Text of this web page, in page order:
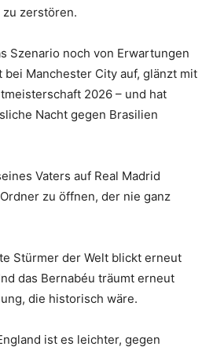
zerstören.
Szenario noch von Erwartungen
bei Manchester City auf, glänzt mit
2026 – und hat
Nacht gegen Brasilien
Vaters auf Real Madrid
zu öffnen, der nie ganz
Stürmer der Welt blickt erneut
das Bernabéu träumt erneut
die historisch wäre.
ist es leichter, gegen